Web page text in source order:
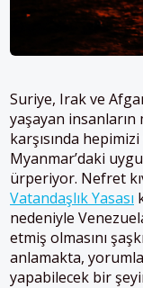
Suriye, Irak ve
yaşayan insanların
karşısında
Myanmar’daki
ürperiyor. Nefret
Vatandaşlık Yasası
nedeniyle
etmiş olmasını
anlamakta,
yapabilecek bir